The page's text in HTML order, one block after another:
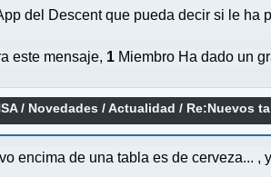
del Descent que pueda decir si le ha
este mensaje, 1 Miembro Ha dado un
/ Novedades / Actualidad / Re:Nuevos
encima de una tabla es de cerveza...